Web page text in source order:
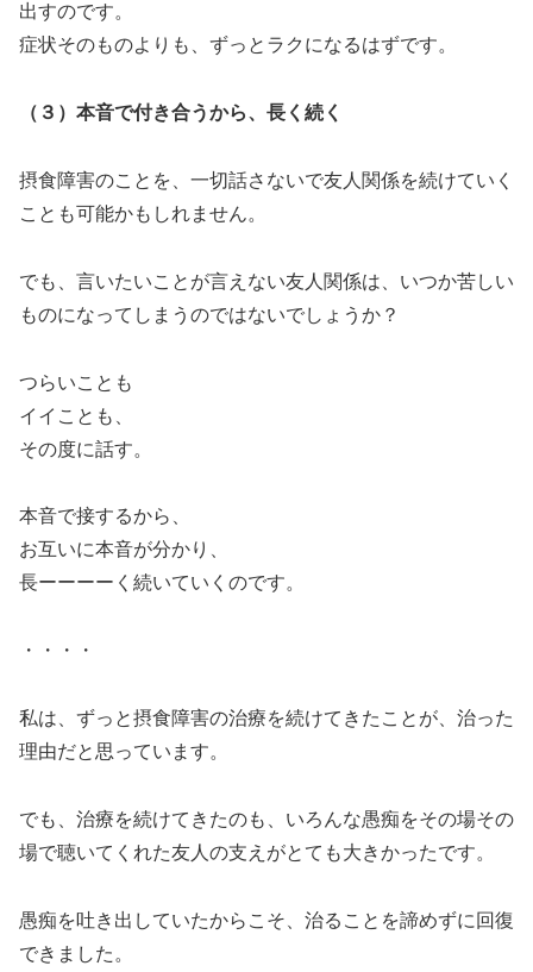
出すのです。
症状そのものよりも、ずっとラクになるはずです。
（３）本音で付き合うから、長く続く
摂食障害のことを、一切話さないで友人関係を続けていく
ことも可能かもしれません。
でも、言いたいことが言えない友人関係は、いつか苦しい
ものになってしまうのではないでしょうか？
つらいことも
イイことも、
その度に話す。
本音で接するから、
お互いに本音が分かり、
長ーーーーく続いていくのです。
・・・・
私は、ずっと摂食障害の治療を続けてきたことが、治った
理由だと思っています。
でも、治療を続けてきたのも、いろんな愚痴をその場その
場で聴いてくれた友人の支えがとても大きかったです。
愚痴を吐き出していたからこそ、治ることを諦めずに回復
できました。